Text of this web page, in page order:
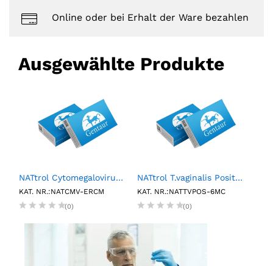
Online oder bei Erhalt der Ware bezahlen
Ausgewählte Produkte
NATtrol Cytomegalovirus (CMV) Strain:AD-169 External Run Control, Medium (6X1mL)
KAT. NR.:NATCMV-ERCM
(0)
NATtrol T.vaginalis Positive Control (6 x 1.2 mL)
KAT. NR.:NATTVPOS-6MC
(0)